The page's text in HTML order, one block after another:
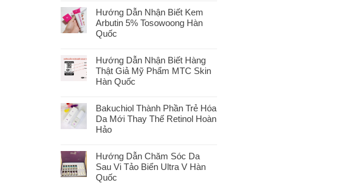
Hướng Dẫn Nhận Biết Kem
Arbutin 5% Tosowoong Hàn
Quốc
Hướng Dẫn Nhận Biết Hàng
Thật Giả Mỹ Phẩm MTC Skin
Hàn Quốc
Bakuchiol Thành Phần Trẻ Hóa
Da Mới Thay Thế Retinol Hoàn
Hảo
Hướng Dẫn Chăm Sóc Da
Sau Vi Tảo Biển Ultra V Hàn
Quốc